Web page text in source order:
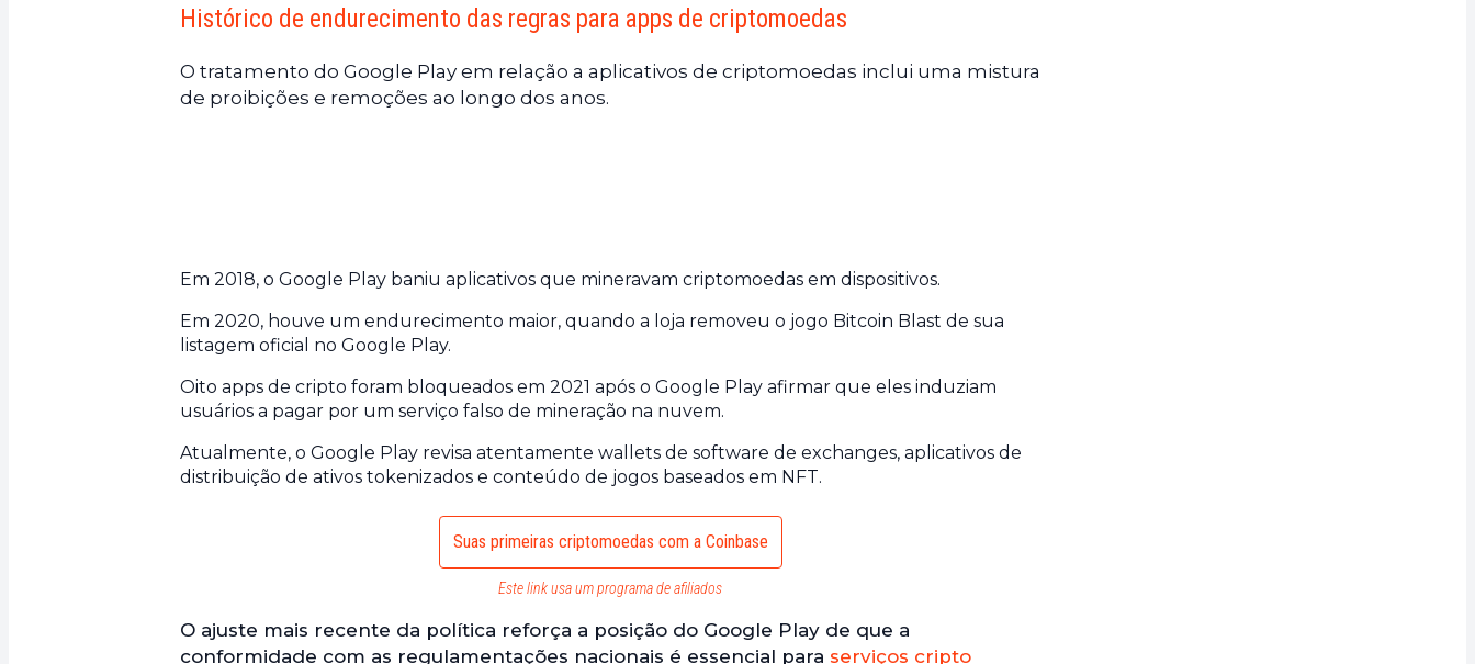
Histórico de endurecimento das regras para apps de criptomoedas
O tratamento do Google Play em relação a aplicativos de criptomoedas inclui uma mistura
de proibições e remoções ao longo dos anos.
Em 2018, o Google Play baniu aplicativos que mineravam criptomoedas em dispositivos.
Em 2020, houve um endurecimento maior, quando a loja removeu o jogo Bitcoin Blast de sua
listagem oficial no Google Play.
Oito apps de cripto foram bloqueados em 2021 após o Google Play afirmar que eles induziam
usuários a pagar por um serviço falso de mineração na nuvem.
Atualmente, o Google Play revisa atentamente wallets de software de exchanges, aplicativos de
distribuição de ativos tokenizados e conteúdo de jogos baseados em NFT.
Suas primeiras criptomoedas com a Coinbase
Este link usa um programa de afiliados
O ajuste mais recente da política reforça a posição do Google Play de que a
conformidade com as regulamentações nacionais é essencial para serviços cripto